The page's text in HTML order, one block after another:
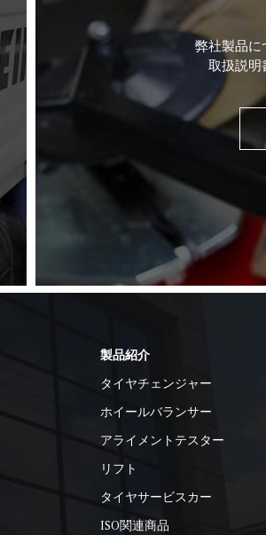
弊社製品に
取扱説明
製品紹介
タイヤチェンジャー
ホイールバランサー
アライメントテスター
リフト
タイヤサービスカー
ISO関連商品